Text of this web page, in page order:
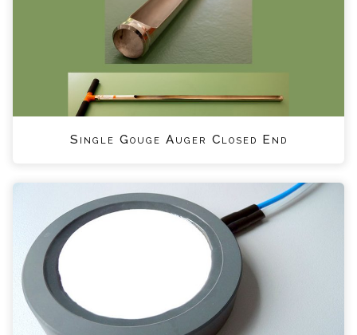
Single Gouge Auger Closed End